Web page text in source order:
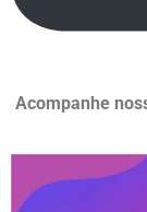
Acompanhe